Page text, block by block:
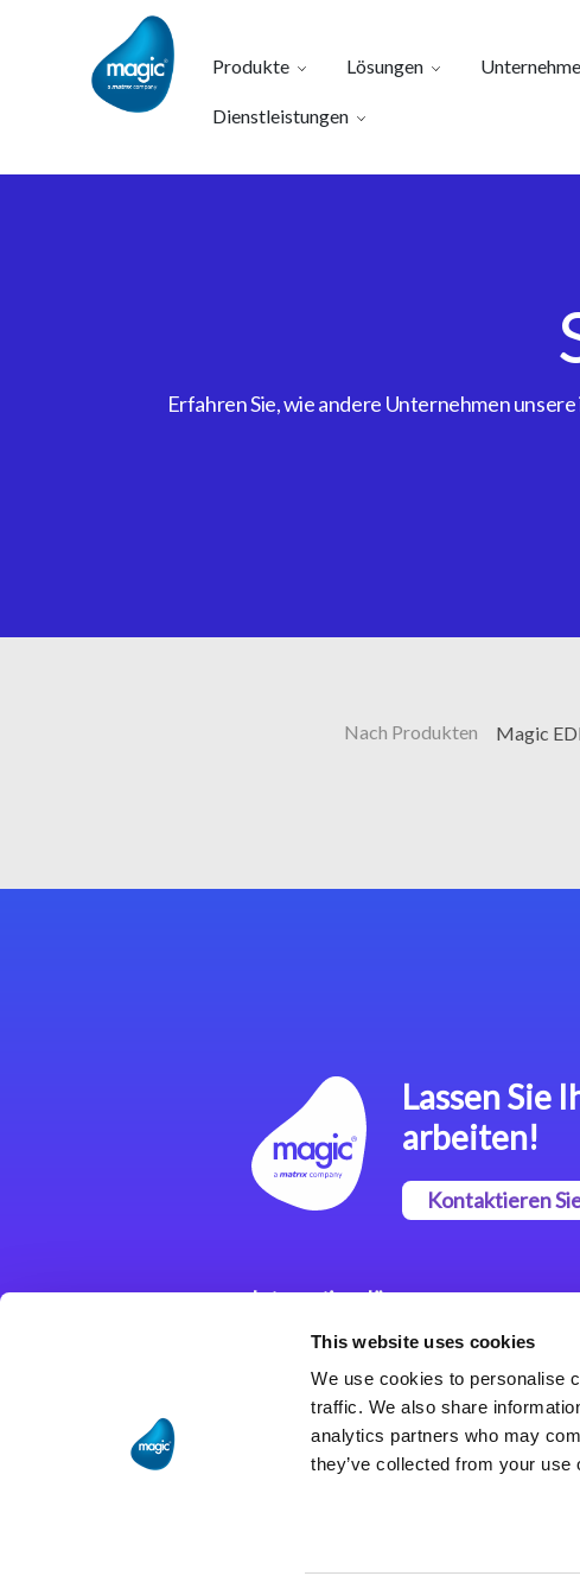
This website uses cookies
We use cookies to personalise
traffic. We also share
analytics partners who may
they’ve collected from your use
Produkte Lösungen
Dienstleistungen
Erfahren Sie, wie andere Unternehmen
Nach Produkten Magic
Lassen Sie
arbeiten!
Kontaktieren
Integrationslösungen
Magic xpi
Integrationsplattform